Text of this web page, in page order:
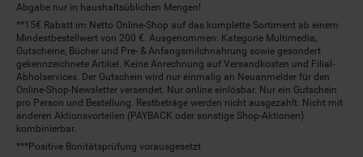
Abgabe nur in haushaltsüblichen Mengen!
**15€ Rabatt im Netto Online-Shop auf das komplette Sortiment ab einem
Mindestbestellwert von 200 €. Ausgenommen: Kategorie Multimedia,
Gutscheine, Bücher und Pre- & Anfangsmilchnahrung sowie gesondert
gekennzeichnete Artikel. Keine Anrechnung auf Versandkosten und Filial-
Abholservices. Der Gutschein wird nur einmalig an Neuanmelder für den
Online-Shop-Newsletter versendet. Nur online einlösbar. Nur ein Gutschein
pro Person und Bestellung. Restbeträge werden nicht ausgezahlt. Nicht mit
anderen Aktionsvorteilen (PAYBACK oder sonstige Shop-Aktionen)
kombinierbar.
***Positive Bonitätsprüfung vorausgesetzt